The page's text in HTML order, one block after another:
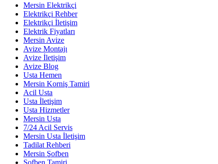
Mersin Elektrikçi
Elektrikçi Rehber
Elektrikçi İletişim
Elektrik Fiyatları
Mersin Avize
Avize Montajı
Avize İletişim
Avize Blog
Usta Hemen
Mersin Korniş Tamiri
Acil Usta
Usta İletişim
Usta Hizmetler
Mersin Usta
7/24 Acil Servis
Mersin Usta İletişim
Tadilat Rehberi
Mersin Şofben
Şofben Tamiri